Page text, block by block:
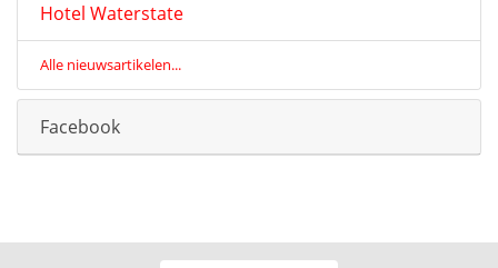
Hotel Waterstate
Alle nieuwsartikelen...
Facebook